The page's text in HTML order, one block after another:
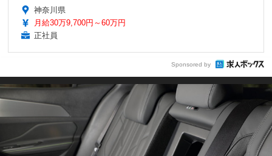
神奈川県
月給30万9,700円～60万円
正社員
Sponsored by